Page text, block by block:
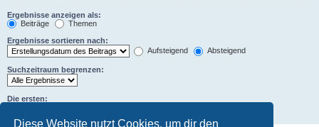
Diese Website nutzt Cookies, um dir den
Ergebnisse anzeigen als:
Beiträge
Themen
Ergebnisse sortieren nach:
Aufsteigend
Absteigend
Suchzeitraum begrenzen:
Die ersten: